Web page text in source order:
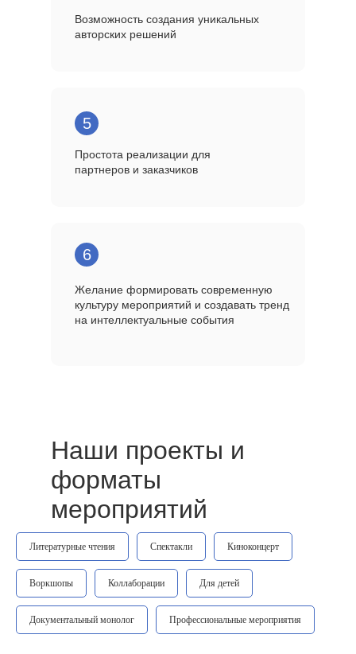
Возможность создания уникальных
авторских решений
Простота реализации для
партнеров и заказчиков
Желание формировать современную
культуру мероприятий и создавать тренд
на интеллектуальные события
5
6
Наши проекты и
форматы
мероприятий
Литературные чтения Спектакли Киноконцерт
Воркшопы Коллаборации Для детей
Документальный монолог Профессиональные мероприятия